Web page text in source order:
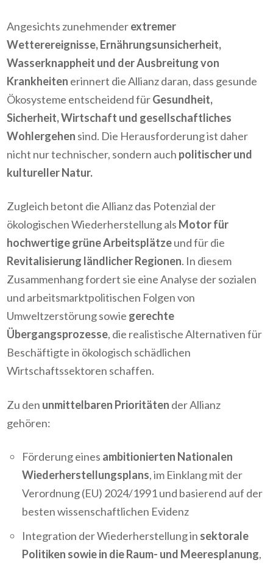
Angesichts zunehmenderextremer
Wetterereignisse, Ernährungsunsicherheit,
Wasserknappheit und der Ausbreitung von
Krankheiten erinnert die Allianz daran, dass gesunde
Ökosysteme entscheidend fürGesundheit,
Sicherheit, Wirtschaft und gesellschaftliches
Wohlergehen sind. Die Herausforderung ist daher
nicht nur technischer, sondern auch politischer und
kultureller Natur.
Zugleich betont die Allianz das Potenzial der
ökologischen Wiederherstellung als Motor für
hochwertige grüne Arbeitsplätzeund für die
Revitalisierung ländlicher Regionen. In diesem
Zusammenhang fordert sie eine Analyse der sozialen
und arbeitsmarktpolitischen Folgen von
Umweltzerstörung sowie gerechte
Übergangsprozesse, die realistische Alternativen für
Beschäftigte in ökologisch schädlichen
Wirtschaftssektoren schaffen.
Zu den unmittelbaren Prioritäten der Allianz
gehören:
Förderung eines ambitionierten Nationalen
Wiederherstellungsplans, im Einklang mit der
Verordnung (EU) 2024/1991 und basierend auf der
besten wissenschaftlichen Evidenz
Integration der Wiederherstellung in sektorale
Politiken sowie in die Raum- und Meeresplanung,